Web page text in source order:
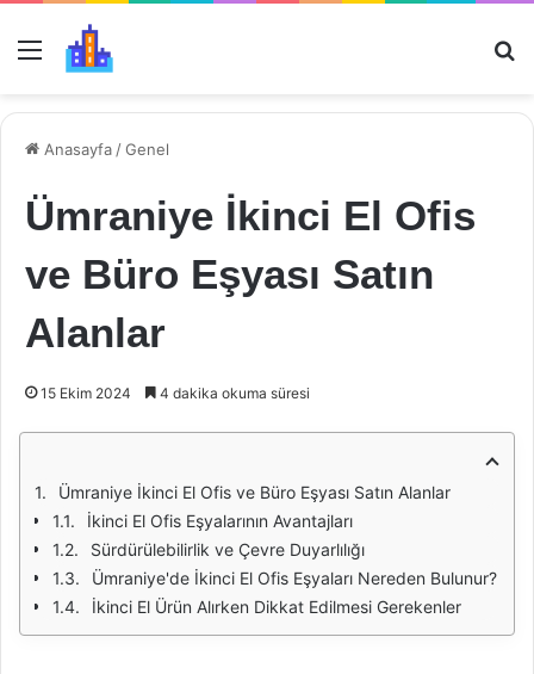
Menü
Anasayfa /Genel
Ümraniye İkinci El Ofis
ve Büro Eşyası Satın
Alanlar
15 Ekim 2024 4 dakika okuma süresi
Ümraniye İkinci El Ofis ve Büro Eşyası Satın Alanlar
İkinci El Ofis Eşyalarının Avantajları
Sürdürülebilirlik ve Çevre Duyarlılığı
Ümraniye'de İkinci El Ofis Eşyaları Nereden Bulunur?
İkinci El Ürün Alırken Dikkat Edilmesi Gerekenler